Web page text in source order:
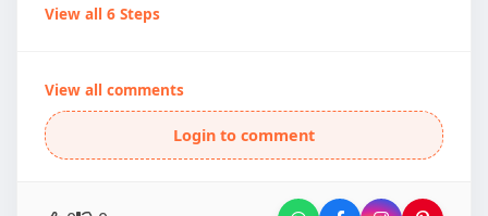
View all 6 Steps
View all comments
Login to comment